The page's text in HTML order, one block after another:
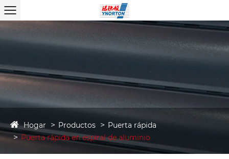
Hogar Productos
Puerta rápida
Puerta rápida en espiral de aluminio